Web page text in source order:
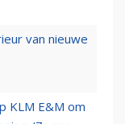
van nieuwe
KLM E&M om